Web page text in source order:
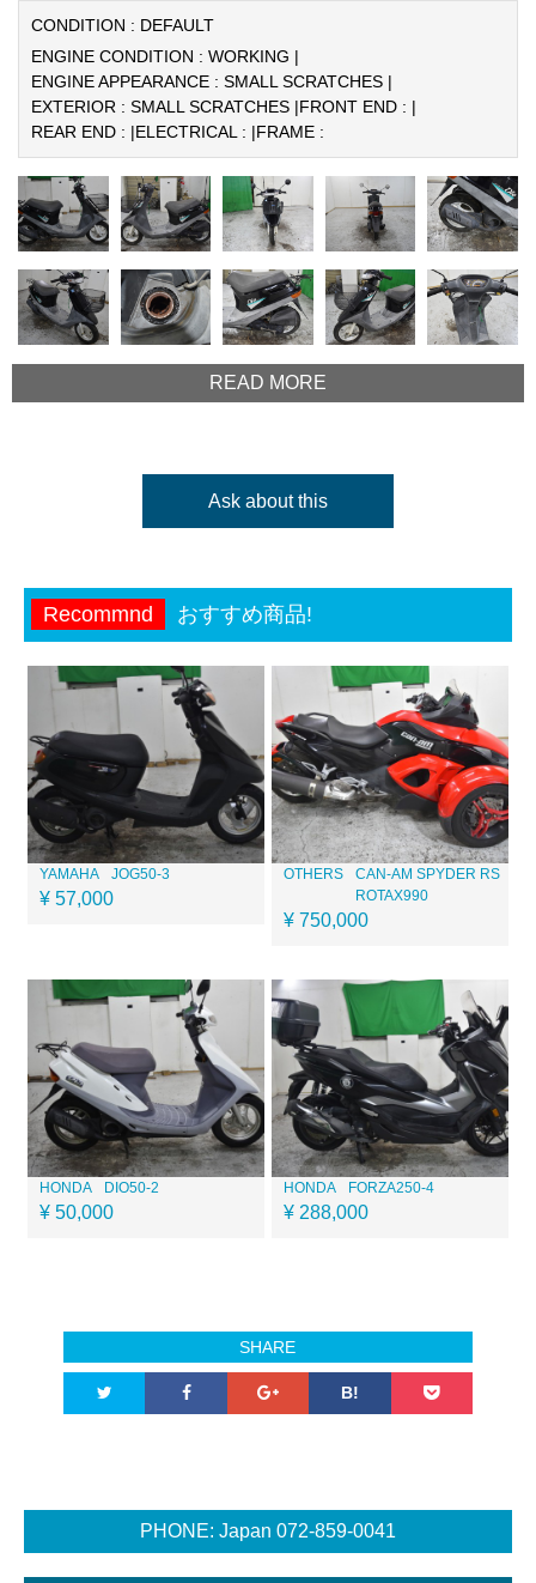
CONDITION : DEFAULT
ENGINE CONDITION : WORKING |
ENGINE APPEARANCE : SMALL SCRATCHES |
EXTERIOR : SMALL SCRATCHES |FRONT END : |
REAR END : |ELECTRICAL : |FRAME :
READ MORE
Ask about this
Recommnd おすすめ商品!
YAMAHA JOG50-3
¥ 57,000
OTHERS
CAN-AM SPYDER RS
ROTAX990
¥ 750,000
HONDA DIO50-2
¥ 50,000
HONDA FORZA250-4
¥ 288,000
SHARE
B!